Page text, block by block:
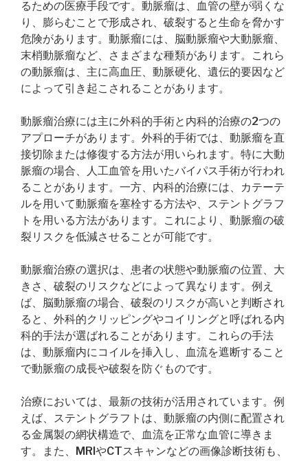
るための医療手段です。動脈瘤は、血管の壁が弱くな
り、膨らむことで形成され、破裂すると生命を脅かす
危険があります。動脈瘤には、脳動脈瘤や大動脈瘤、
末梢動脈瘤など、さまざまな種類があります。これら
の動脈瘤は、主に高血圧、動脈硬化、遺伝的要因など
によって引き起こされることがあります。
動脈瘤治療には主に外科的手術と内科的治療の2つの
アプローチがあります。外科的手術では、動脈瘤を直
接切除または修復する方法が用いられます。特に大動
脈瘤の場合、人工血管を用いたバイパス手術が行われ
ることがあります。一方、内科的治療には、カテーテ
ルを用いて動脈瘤を塞栓する方法や、ステントグラフ
トを用いる方法があります。これにより、動脈瘤の破
裂リスクを低減させることが可能です。
動脈瘤治療の選択は、患者の状態や動脈瘤の位置、大
きさ、破裂のリスクなどによって異なります。例え
ば、脳動脈瘤の場合、破裂のリスクが高いと判断され
ると、外科的クリッピングやコイリングと呼ばれる内
科的手法が選ばれることがあります。これらの手法
は、動脈瘤内にコイルを挿入し、血流を遮断すること
で動脈瘤の成長や破裂を防ぐものです。
治療においては、最新の技術が活用されています。例
えば、ステントグラフトは、動脈瘤の内側に配置され
る金属製の網状構造で、血流を正常な血管に導きま
す。また、MRIやCTスキャンなどの画像診断技術も、